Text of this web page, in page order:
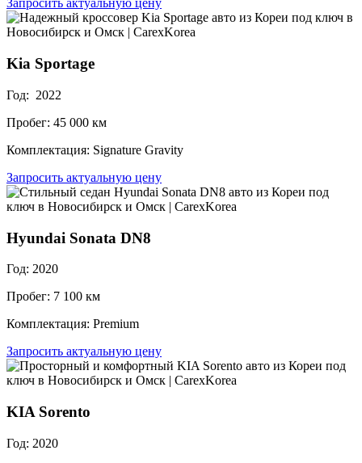
Запросить актуальную цену
Kia Sportage
Год: 2022
Пробег: 45 000 км
Комплектация: Signature Gravity
Запросить актуальную цену
Hyundai Sonata DN8
Год: 2020
Пробег: 7 100 км
Комплектация: Premium
Запросить актуальную цену
KIA Sorento
Год: 2020